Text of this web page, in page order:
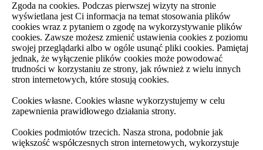
Zgoda na cookies. Podczas pierwszej wizyty na stronie
wyświetlana jest Ci informacja na temat stosowania plików
cookies wraz z pytaniem o zgodę na wykorzystywanie plików
cookies. Zawsze możesz zmienić ustawienia cookies z poziomu
swojej przeglądarki albo w ogóle usunąć pliki cookies. Pamiętaj
jednak, że wyłączenie plików cookies może powodować
trudności w korzystaniu ze strony, jak również z wielu innych
stron internetowych, które stosują cookies.
Cookies własne. Cookies własne wykorzystujemy w celu
zapewnienia prawidłowego działania strony.
Cookies podmiotów trzecich. Nasza strona, podobnie jak
większość współczesnych stron internetowych, wykorzystuje